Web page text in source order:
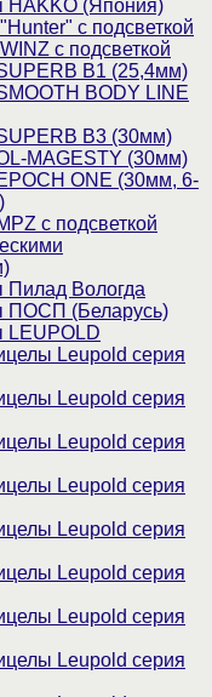
HAKKO (Япония)
с подсветкой
с подсветкой
B1 (25,4мм)
BODY LINE
B3 (30мм)
MAGESTY (30мм)
ONE (30мм, 6-
с подсветкой
Пилад Вологда
ПОСП (Беларусь)
LEUPOLD
Leupold серия
Leupold серия
Leupold серия
Leupold серия
Leupold серия
Leupold серия
Leupold серия
Leupold серия